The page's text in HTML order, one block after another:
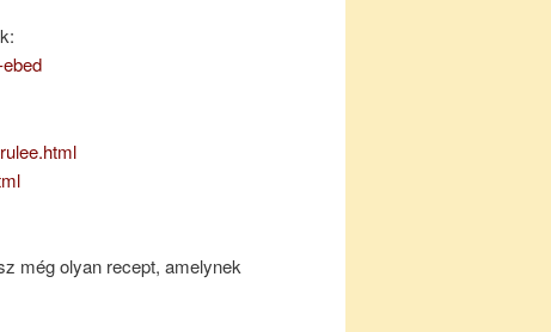
még olyan recept, amelynek